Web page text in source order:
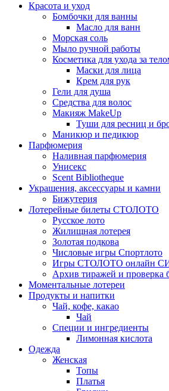
Красота и уход
Бомбочки для ванны
Масло для ванн
Морская соль
Мыло ручной работы
Косметика для ухода за
Маски для лица
Крем для рук
Гели для душа
Средства для волос
Макияж MakeUp
Туши для ресниц и
Маникюр и педикюр
Парфюмерия
Наливная парфюмерия
Унисекс
Scent Bibliotheque
Украшения, аксессуары и камни
Бижутерия
Лотерейные билеты СТОЛОТО
Русское лото
Жилищная лотерея
Золотая подкова
Числовые игры Спортлото
Игры СТОЛОТО онлайн
Архив тиражей и проверка
Моментальные лотереи
Продукты и напитки
Чай, кофе, какао
Чай
Специи и ингредиенты
Лимонная кислота
Одежда
Женская
Топы
Платья